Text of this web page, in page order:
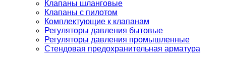
Клапаны шланговые
Клапаны с пилотом
Комплектующие к клапанам
Регуляторы давления бытовые
Регуляторы давления промышленные
Стендовая предохранительная арматура